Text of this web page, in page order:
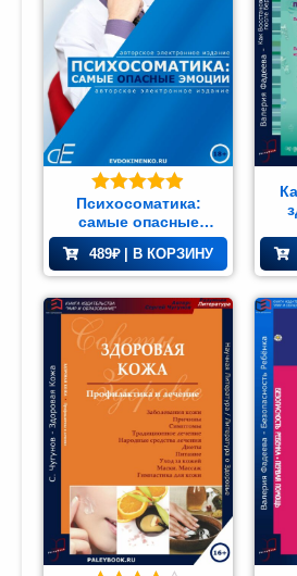
Оценка
4.85из 5
Психосоматика:
самые опасные
эмоции
489₽ | В КОРЗИНУ